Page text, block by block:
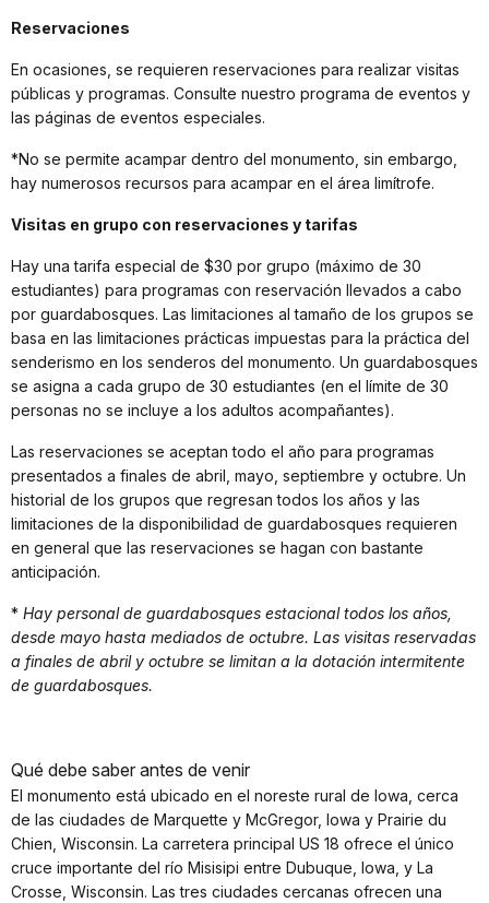
Reservaciones
En ocasiones, se requieren reservaciones para realizar visitas
públicas y programas. Consulte nuestro programa de eventos y
las páginas de eventos especiales.
*No se permite acampar dentro del monumento, sin embargo,
hay numerosos recursos para acampar en el área limítrofe.
Visitas en grupo con reservaciones y tarifas
Hay una tarifa especial de $30 por grupo (máximo de 30
estudiantes) para programas con reservación llevados a cabo
por guardabosques. Las limitaciones al tamaño de los grupos se
basa en las limitaciones prácticas impuestas para la práctica del
senderismo en los senderos del monumento. Un guardabosques
se asigna a cada grupo de 30 estudiantes (en el límite de 30
personas no se incluye a los adultos acompañantes).
Las reservaciones se aceptan todo el año para programas
presentados a finales de abril, mayo, septiembre y octubre. Un
historial de los grupos que regresan todos los años y las
limitaciones de la disponibilidad de guardabosques requieren
en general que las reservaciones se hagan con bastante
anticipación.
* Hay personal de guardabosques estacional todos los años,
desde mayo hasta mediados de octubre. Las visitas reservadas
a finales de abril y octubre se limitan a la dotación intermitente
de guardabosques.
Qué debe saber antes de venir
El monumento está ubicado en el noreste rural de Iowa, cerca
de las ciudades de Marquette y McGregor, Iowa y Prairie du
Chien, Wisconsin. La carretera principal US 18 ofrece el único
cruce importante del río Misisipi entre Dubuque, Iowa, y La
Crosse, Wisconsin. Las tres ciudades cercanas ofrecen una